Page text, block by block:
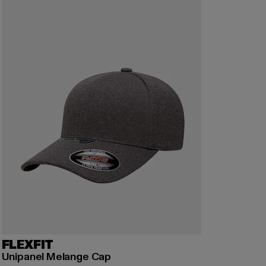
FLEXFIT
Unipanel Melange Cap